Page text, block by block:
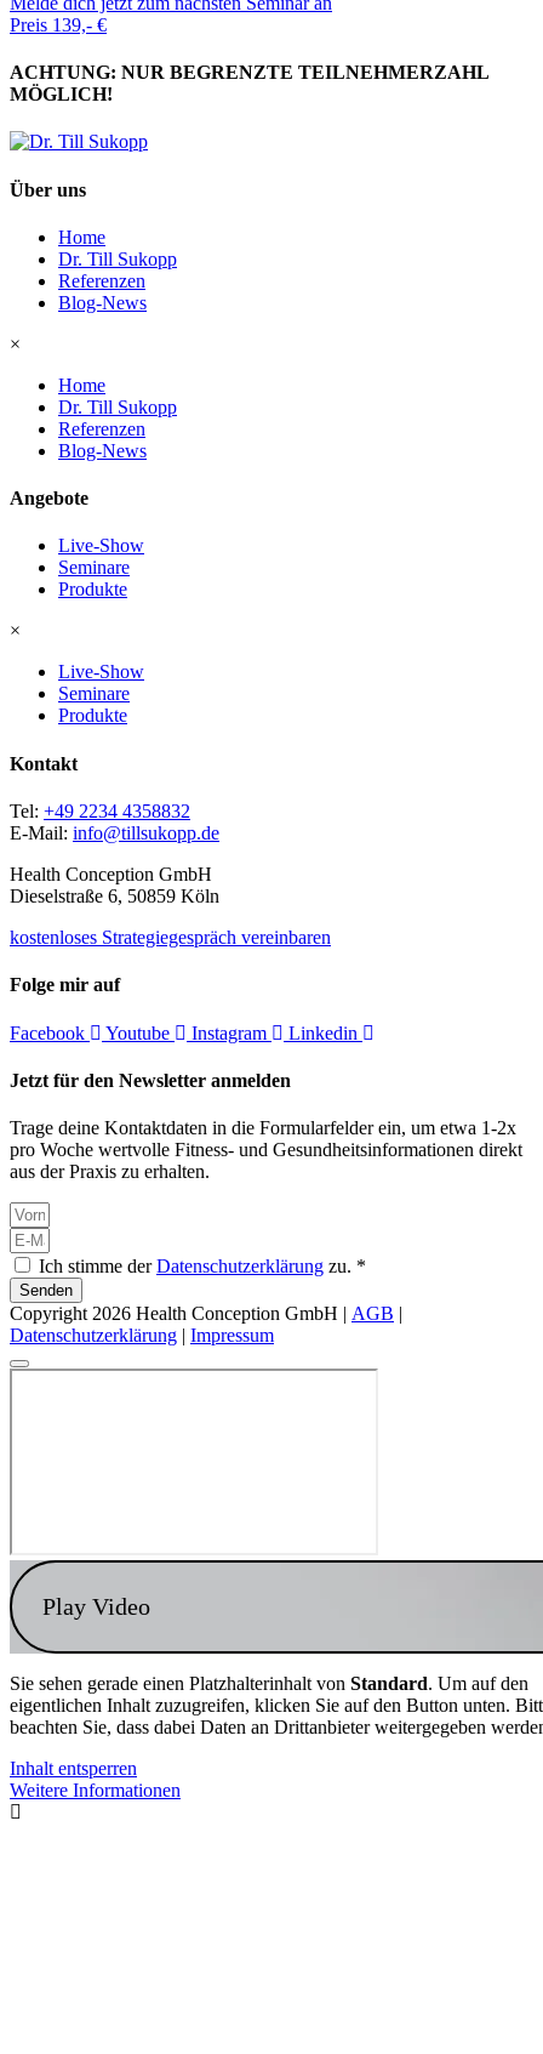
Preis 139,- €
ACHTUNG: NUR BEGRENZTE TEILNEHMERZAHL
MÖGLICH!
Über uns
Home
Dr. Till Sukopp
Referenzen
Blog-News
×
Home
Dr. Till Sukopp
Referenzen
Blog-News
Angebote
Live-Show
Seminare
Produkte
×
Live-Show
Seminare
Produkte
Kontakt
Tel: +49 2234 4358832
E-Mail: info@tillsukopp.de
Health Conception GmbH
Dieselstraße 6, 50859 Köln
kostenloses Strategiegespräch vereinbaren
Folge mir auf
Facebook Youtube Instagram Linkedin
Jetzt für den Newsletter anmelden
Trage deine Kontaktdaten in die Formularfelder ein, um etwa 1-2x
pro Woche wertvolle Fitness- und Gesundheitsinformationen direkt
aus der Praxis zu erhalten.
Ich stimme derDatenschutzerklärung zu. *
Senden
Copyright 2026 Health Conception GmbH | AGB |
Datenschutzerklärung | Impressum
Play Video
Sie sehen gerade einen Platzhalterinhalt von Standard. Um auf den
eigentlichen Inhalt zuzugreifen, klicken Sie auf den Button unten.
beachten Sie, dass dabei Daten an Drittanbieter weitergegeben
Inhalt entsperren
Weitere Informationen